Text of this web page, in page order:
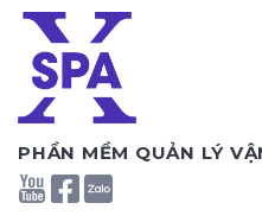
PHẦN MỀM QUẢN LÝ